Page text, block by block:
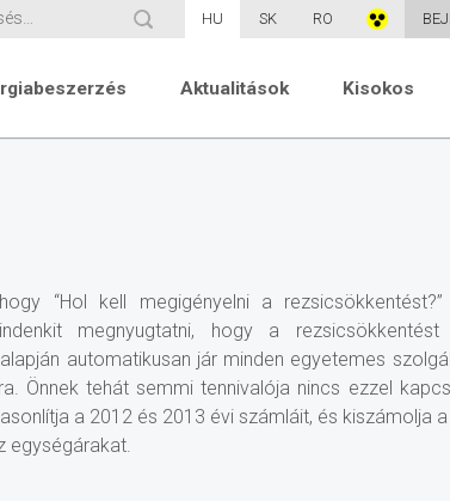
HU SK RO
Aktualitások Kisokos
“Hol kell megigényelni a
megnyugtatni, hogy a
automatikusan jár minden egyetemes
Önnek tehát semmi tennivalója nincs ezzel
a 2012 és 2013 évi számláit, és kiszámolja
egységárakat.